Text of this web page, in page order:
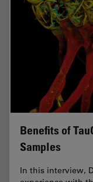
Benefits of
Samples
In this interview,